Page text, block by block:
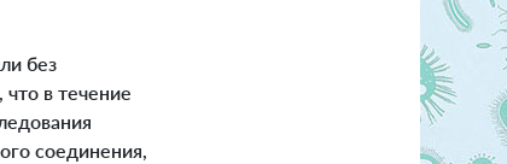
без
в течение
соединения,